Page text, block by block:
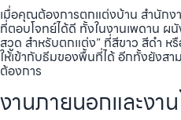
เมื่อคุณต้องการตกแต่งบ้าน สำนัก
ที่ตอบโจทย์ได้ดี ทั้งในงานเพดาน ผ
สวูด สำหรับตกแต่ง” ที่สีขาว สีดำ ห
ให้เข้ากับธีมของพื้นที่ได้ อีกทั้งยังส
ต้องการ
งานภายนอกและงา